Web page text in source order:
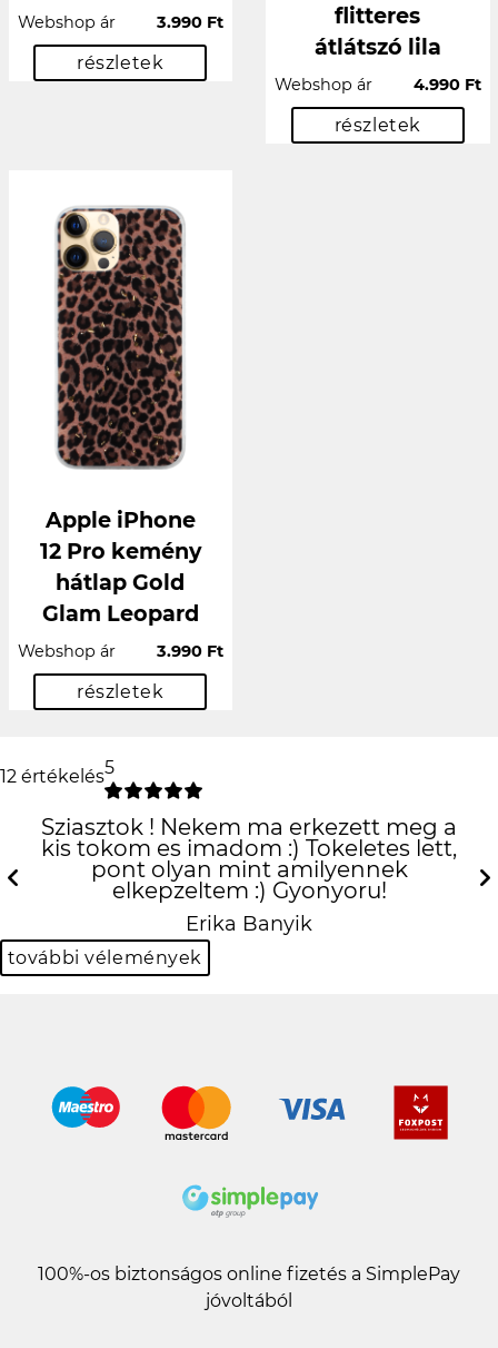
Webshop ár 3.990 Ft
részletek
flitteres
átlátszó lila
Webshop ár 4.990 Ft
részletek
Apple iPhone
12 Pro kemény
hátlap Gold
Glam Leopard
Webshop ár 3.990 Ft
részletek
12 értékelés5
Sziasztok ! Nekem ma erkezett meg a
kis tokom es imadom :) Tokeletes lett,
pont olyan mint amilyennek
elkepzeltem :) Gyonyoru!
Erika Banyik
Previous
további vélemények
100%-os biztonságos online fizetés a SimplePay
jóvoltából